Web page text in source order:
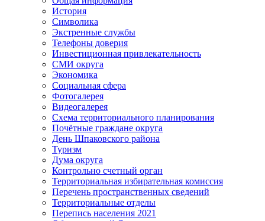
История
Символика
Экстренные службы
Телефоны доверия
Инвестиционная привлекательность
СМИ округа
Экономика
Социальная сфера
Фотогалерея
Видеогалерея
Схема территориального планирования
Почётные граждане округа
День Шпаковского района
Туризм
Дума округа
Контрольно счетный орган
Территориальная избирательная комиссия
Перечень пространственных сведений
Территориальные отделы
Перепись населения 2021